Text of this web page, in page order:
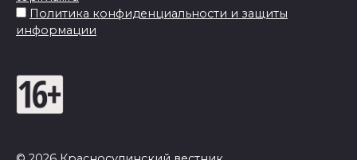
Политика конфиденциальности и защиты
информации